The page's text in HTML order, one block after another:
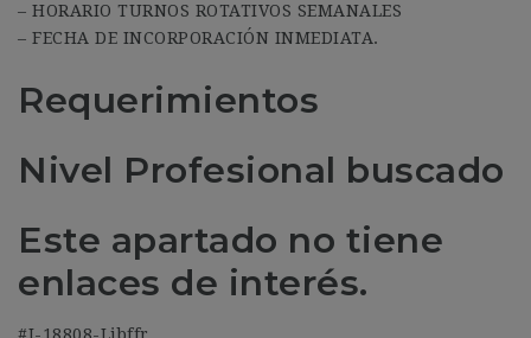
– HORARIO TURNOS ROTATIVOS SEMANALES
– FECHA DE INCORPORACIÓN INMEDIATA.
Requerimientos
Nivel Profesional buscado
Este apartado no tiene
enlaces de interés.